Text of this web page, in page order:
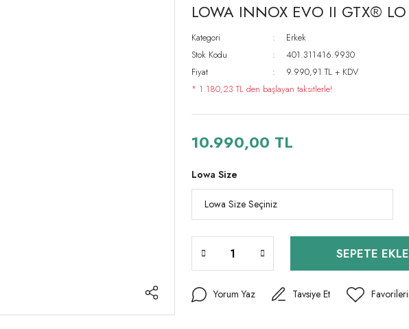
LOWA INNOX EVO II GTX® LO
Kategori
Erkek
Stok Kodu
401.311416.9930
Fiyat
9.990,91 TL + KDV
* 1.180,23 TL den başlayan taksitlerle!
10.990,00 TL
Lowa Size
SEPETE EKLE
Yorum Yaz Tavsiye Et